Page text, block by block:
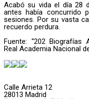
Acabó su vida el día 28
antes había concurrido
sesiones. Por su vasta
recuerdo perdura.
Fuente: “202 Biografías
Real Academia Nacional
Calle Arrieta 12
28013 Madrid